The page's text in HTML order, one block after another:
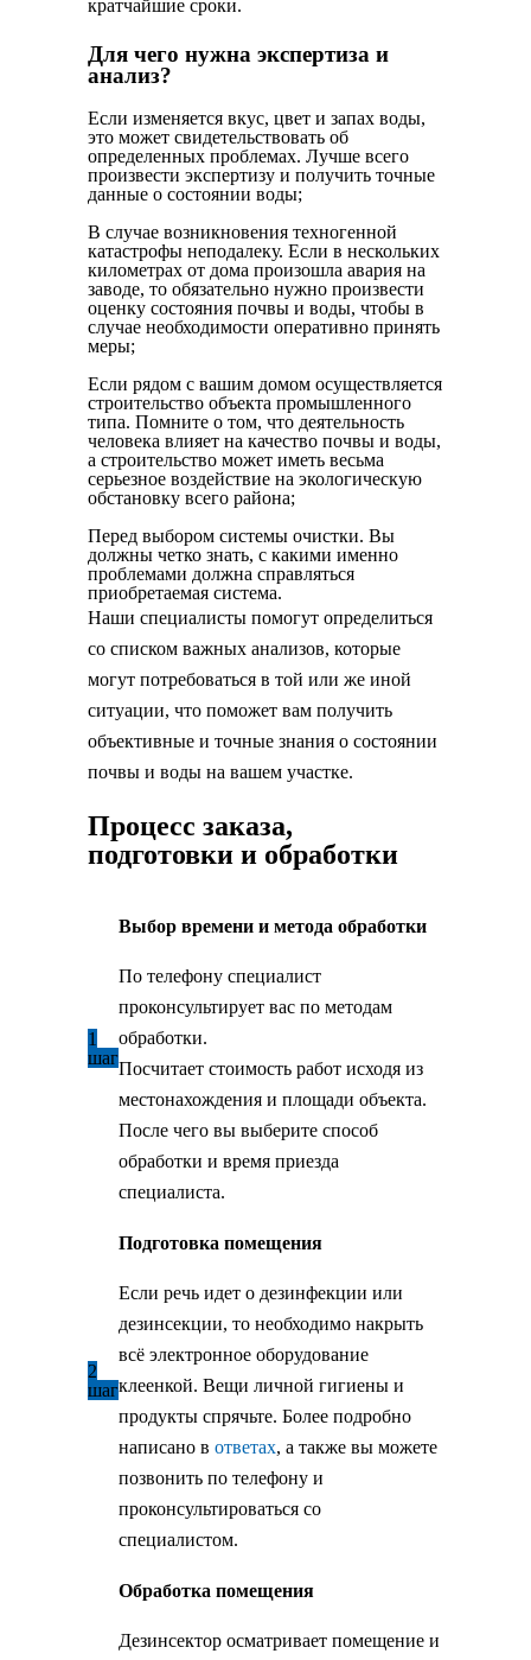
кратчайшие сроки.
Для чего нужна экспертиза и
анализ?
Если изменяется вкус, цвет и запах воды,
это может свидетельствовать об
определенных проблемах. Лучше всего
произвести экспертизу и получить точные
данные о состоянии воды;
В случае возникновения техногенной
катастрофы неподалеку. Если в нескольких
километрах от дома произошла авария на
заводе, то обязательно нужно произвести
оценку состояния почвы и воды, чтобы в
случае необходимости оперативно принять
меры;
Если рядом с вашим домом осуществляется
строительство объекта промышленного
типа. Помните о том, что деятельность
человека влияет на качество почвы и воды,
а строительство может иметь весьма
серьезное воздействие на экологическую
обстановку всего района;
Перед выбором системы очистки. Вы
должны четко знать, с какими именно
проблемами должна справляться
приобретаемая система.
Наши специалисты помогут определиться
со списком важных анализов, которые
могут потребоваться в той или же иной
ситуации, что поможет вам получить
объективные и точные знания о состоянии
почвы и воды на вашем участке.
Процесс заказа,
подготовки и обработки
1
шаг
Выбор времени и метода обработки
По телефону специалист
проконсультирует вас по методам
обработки.
Посчитает стоимость работ исходя из
местонахождения и площади объекта.
После чего вы выберите способ
обработки и время приезда
специалиста.
2
шаг
Подготовка помещения
Если речь идет о дезинфекции или
дезинсекции, то необходимо накрыть
всё электронное оборудование
клеенкой. Вещи личной гигиены и
продукты спрячьте. Более подробно
написано в ответах, а также вы можете
позвонить по телефону и
проконсультироваться со
специалистом.
Обработка помещения
Дезинсектор осматривает помещение и